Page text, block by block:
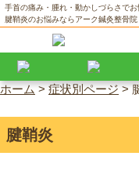
手首の痛み・腫れ・動かしづらさで
腱鞘炎のお悩みならアーク鍼灸整骨院
ホーム>症状別ページ>
腱鞘炎